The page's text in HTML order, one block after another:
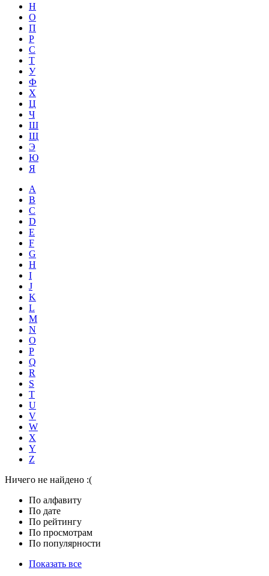
Н
О
П
Р
С
Т
У
Ф
Х
Ц
Ч
Ш
Щ
Э
Ю
Я
A
B
C
D
E
F
G
H
I
J
K
L
M
N
O
P
Q
R
S
T
U
V
W
X
Y
Z
Ничего не найдено :(
По алфавиту
По дате
По рейтингу
По просмотрам
По популярности
Показать все